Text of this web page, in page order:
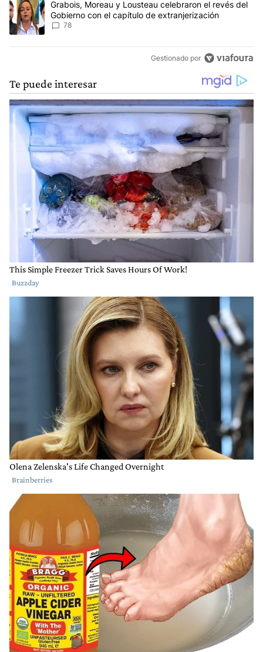
Un artículo de tendencia con el título "Grabois, Moreau y
Grabois, Moreau y Lousteau celebraron el revés del
Gobierno con el capítulo de extranjerización
78
Gestionado por